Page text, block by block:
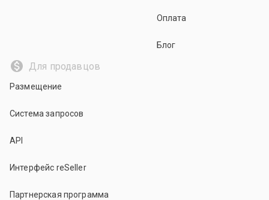
Оплата
Блог
Для продавцов
Размещение
Система запросов
API
Интерфейс reSeller
Партнерская программа